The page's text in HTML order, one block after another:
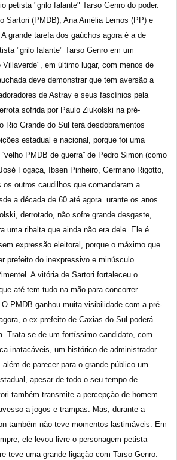
petista "grilo falante" Tarso Genro do poder.
Sartori (PMDB), Ana Amélia Lemos (PP) e
grande tarefa dos gaúchos agora é a de
"grilo falante" Tarso Genro em um
em último lugar, com menos de
deve demonstrar que tem aversão a
de Astray e seus fascínios pela
sofrida por Paulo Ziukolski na pré-
Rio Grande do Sul terá desdobramentos
estadual e nacional, porque foi uma
PMDB de guerra” de Pedro Simon (como
Fogaça, Ibsen Pinheiro, Germano Rigotto,
os outros caudilhos que comandaram a
a década de 60 até agora. urante os anos
derrotado, não sofre grande desgaste,
uma ribalta que ainda não era dele. Ele é
expressão eleitoral, porque o máximo que
prefeito do inexpressivo e minúsculo
A vitória de Sartori fortaleceu o
até tem tudo na mão para concorrer
PMDB ganhou muita visibilidade com a pré-
o ex-prefeito de Caxias do Sul poderá
Trata-se de um fortíssimo candidato, com
inatacáveis, um histórico de administrador
de parecer para o grande público um
apesar de todo o seu tempo de
também transmite a percepção de homem
a jogos e trampas. Mas, durante a
também não teve momentos lastimáveis. Em
ele levou livre o personagem petista
teve uma grande ligação com Tarso Genro.